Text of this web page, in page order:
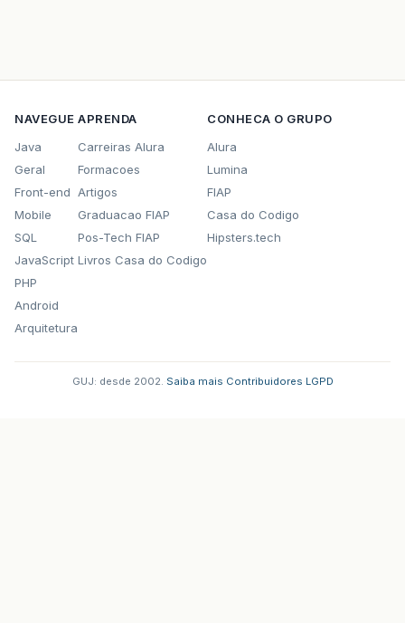
NAVEGUE
Java
Geral
Front-end
Mobile
SQL
JavaScript
PHP
Android
Arquitetura
APRENDA
Carreiras Alura
Formacoes
Artigos
Graduacao FIAP
Pos-Tech FIAP
Livros Casa do Codigo
CONHECA O GRUPO
Alura
Lumina
FIAP
Casa do Codigo
Hipsters.tech
GUJ: desde 2002. Saiba mais Contribuidores LGPD